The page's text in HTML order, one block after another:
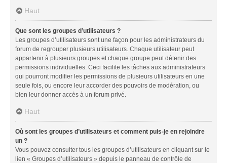
Haut
Que sont les groupes d’utilisateurs ?
Les groupes d’utilisateurs sont une façon pour les administrateurs du
forum de regrouper plusieurs utilisateurs. Chaque utilisateur peut
appartenir à plusieurs groupes et chaque groupe peut détenir des
permissions individuelles. Ceci facilite les tâches aux administrateurs
qui pourront modifier les permissions de plusieurs utilisateurs en une
seule fois, ou encore leur accorder des pouvoirs de modération, ou
bien leur donner accès à un forum privé.
Haut
Où sont les groupes d’utilisateurs et comment puis-je en rejoindre
un ?
Vous pouvez consulter tous les groupes d’utilisateurs en cliquant sur le
lien « Groupes d’utilisateurs » depuis le panneau de contrôle de